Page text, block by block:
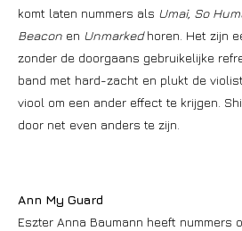
komt laten nummers als Umai, So
Beacon en Unmarkedhoren. Het zijn
zonder de doorgaans gebruikelijke
band met hard-zacht en plukt de
viool om een ander effect te krijgen.
door net even anders te zijn.
Ann My Guard
Eszter Anna Baumann heeft nummers